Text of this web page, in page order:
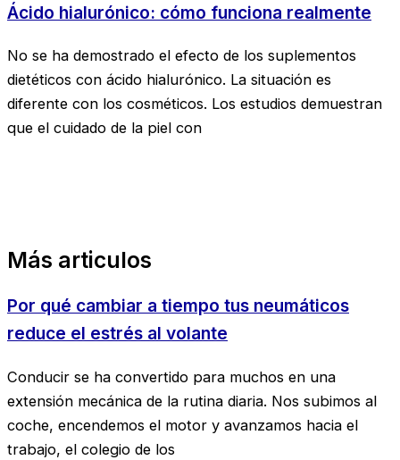
Ácido hialurónico: cómo funciona realmente
No se ha demostrado el efecto de los suplementos
dietéticos con ácido hialurónico. La situación es
diferente con los cosméticos. Los estudios demuestran
que el cuidado de la piel con
Más articulos
Por qué cambiar a tiempo tus neumáticos
reduce el estrés al volante
Conducir se ha convertido para muchos en una
extensión mecánica de la rutina diaria. Nos subimos al
coche, encendemos el motor y avanzamos hacia el
trabajo, el colegio de los